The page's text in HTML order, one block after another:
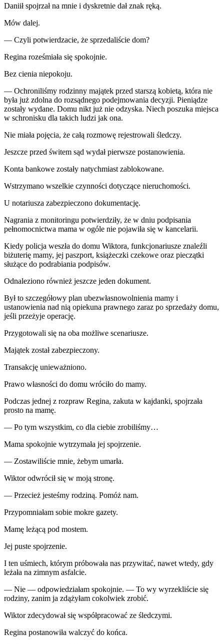
Daniił spojrzał na mnie i dyskretnie dał znak ręką.
Mów dalej.
— Czyli potwierdzacie, że sprzedaliście dom?
Regina roześmiała się spokojnie.
Bez cienia niepokoju.
— Ochroniliśmy rodzinny majątek przed starszą kobietą, która nie
była już zdolna do rozsądnego podejmowania decyzji. Pieniądze
zostały wydane. Domu nikt już nie odzyska. Niech poszuka miejsca
w schronisku dla takich ludzi jak ona.
Nie miała pojęcia, że całą rozmowę rejestrowali śledczy.
Jeszcze przed świtem sąd wydał pierwsze postanowienia.
Konta bankowe zostały natychmiast zablokowane.
Wstrzymano wszelkie czynności dotyczące nieruchomości.
U notariusza zabezpieczono dokumentację.
Nagrania z monitoringu potwierdziły, że w dniu podpisania
pełnomocnictwa mama w ogóle nie pojawiła się w kancelarii.
Kiedy policja weszła do domu Wiktora, funkcjonariusze znaleźli
biżuterię mamy, jej paszport, książeczki czekowe oraz pieczątki
służące do podrabiania podpisów.
Odnaleziono również jeszcze jeden dokument.
Był to szczegółowy plan ubezwłasnowolnienia mamy i
ustanowienia nad nią opiekuna prawnego zaraz po sprzedaży domu,
jeśli przeżyje operację.
Przygotowali się na oba możliwe scenariusze.
Majątek został zabezpieczony.
Transakcję unieważniono.
Prawo własności do domu wróciło do mamy.
Podczas jednej z rozpraw Regina, zakuta w kajdanki, spojrzała
prosto na mamę.
— Po tym wszystkim, co dla ciebie zrobiliśmy…
Mama spokojnie wytrzymała jej spojrzenie.
— Zostawiliście mnie, żebym umarła.
Wiktor odwrócił się w moją stronę.
— Przecież jesteśmy rodziną. Pomóż nam.
Przypomniałam sobie mokre gazety.
Mamę leżącą pod mostem.
Jej puste spojrzenie.
I ten uśmiech, którym próbowała nas przywitać, nawet wtedy, gdy
leżała na zimnym asfalcie.
— Nie — odpowiedziałam spokojnie. — To wy wyrzekliście się
rodziny, zanim ja zdążyłam cokolwiek zrobić.
Wiktor zdecydował się współpracować ze śledczymi.
Regina postanowiła walczyć do końca.